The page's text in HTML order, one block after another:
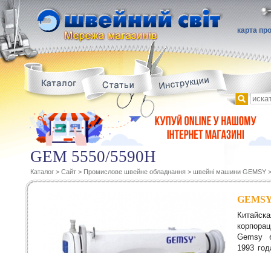
карта
GEM 5550/5590H
Каталог > Сайт > Промислове швейне обладнання > швейні машини GEMSY
Gemsy
1993